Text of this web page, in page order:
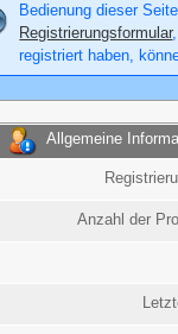
Bedienung dieser
Registrierungsformular
registriert haben,
Allgemeine
Anzahl der